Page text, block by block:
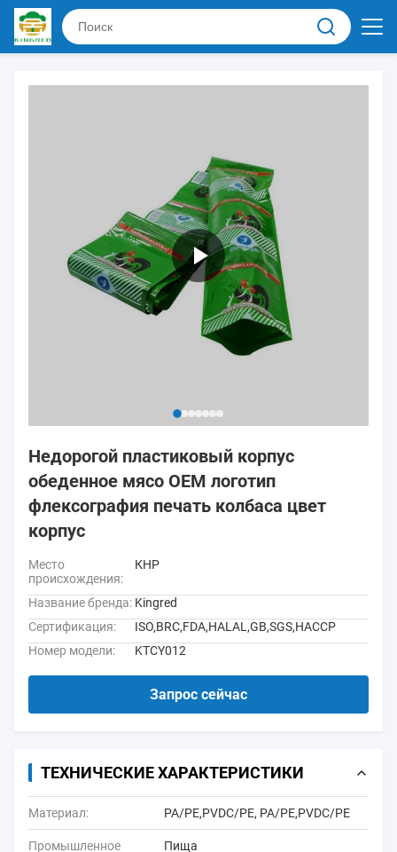
Недорогой пластиковый корпус
обеденное мясо OEM логотип
флексография печать колбаса цвет
корпус
Место
происхождения:
КНР
Название бренда: Kingred
Сертификация:
ISO,BRC,FDA,HALAL,GB,SGS,HACCP
Номер модели:
KTCY012
Запрос сейчас
ТЕХНИЧЕСКИЕ ХАРАКТЕРИСТИКИ
Материал: PA/PE,PVDC/PE, PA/PE,PVDC/PE
Промышленное
Пища